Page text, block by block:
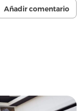
Añadir comentario